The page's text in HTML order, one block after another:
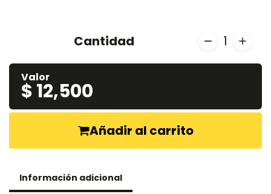
Cantidad 1
Valor
$ 12,500
Añadir al carrito
Información adicional